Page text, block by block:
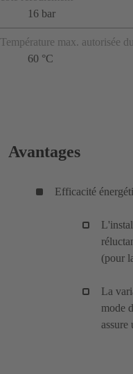
16 bar
Température max. autorisée
60 °C
Avantages
Efficacité
(pour
La
mode
assure